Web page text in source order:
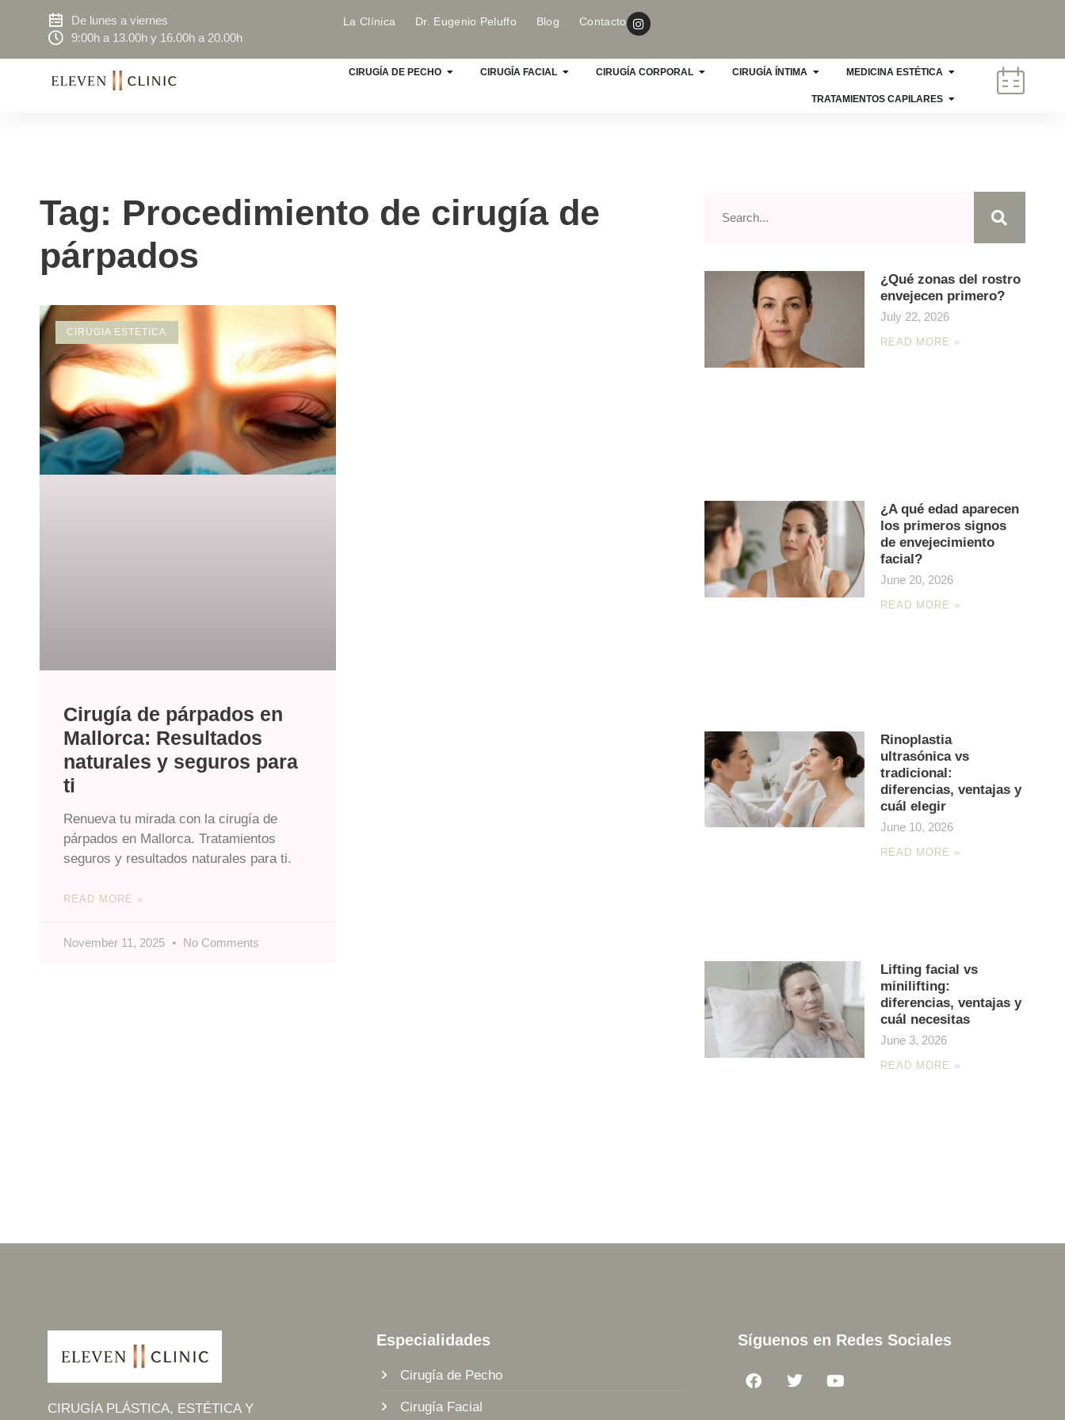
De lunes a viernes
9:00h a 13.00h y 16.00h a 20.00h
La Clínica Dr. Eugenio Peluffo Blog Contacto
CIRUGÍA DE PECHO CIRUGÍA FACIAL CIRUGÍA CORPORAL CIRUGÍA ÍNTIMA MEDICINA ESTÉTICA
TRATAMIENTOS CAPILARES
Tag: Procedimiento de cirugía de
párpados
CIRUGIA ESTETICA
Cirugía de párpados en
Mallorca: Resultados
naturales y seguros para
ti
Renueva tu mirada con la cirugía de
párpados en Mallorca. Tratamientos
seguros y resultados naturales para ti.
READ MORE »
November 11, 2025 No Comments
¿Qué zonas del rostro
envejecen primero?
July 22, 2026
READ MORE »
¿A qué edad aparecen
los primeros signos
de envejecimiento
facial?
June 20, 2026
READ MORE »
Rinoplastia
ultrasónica vs
tradicional:
diferencias, ventajas y
cuál elegir
June 10, 2026
READ MORE »
Lifting facial vs
minilifting:
diferencias, ventajas y
cuál necesitas
June 3, 2026
READ MORE »
CIRUGÍA PLÁSTICA, ESTÉTICA Y
Especialidades
Cirugía de Pecho
Cirugía Facial
Síguenos en Redes Sociales